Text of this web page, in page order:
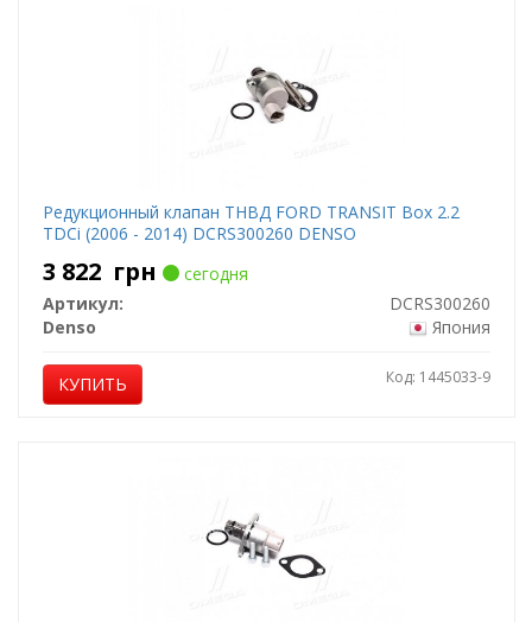
Редукционный клапан ТНВД FORD TRANSIT Box 2.2
TDCi (2006 - 2014) DCRS300260 DENSO
3 822 грн
сегодня
Артикул:
DCRS300260
Denso
Япония
КУПИТЬ Код: 1445033-9